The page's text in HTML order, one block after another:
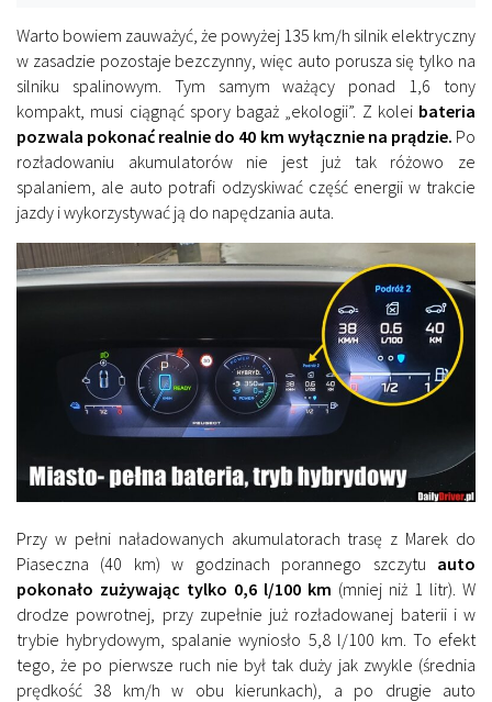
Warto bowiem zauważyć, że powyżej 135 km/h silnik elektryczny
w zasadzie pozostaje bezczynny, więc auto porusza się tylko na
silniku spalinowym. Tym samym ważący ponad 1,6 tony
kompakt, musi ciągnąć spory bagaż „ekologii”. Z kolei bateria
pozwala pokonać realnie do 40 km wyłącznie na prądzie. Po
rozładowaniu akumulatorów nie jest już tak różowo ze
spalaniem, ale auto potrafi odzyskiwać część energii w trakcie
jazdy i wykorzystywać ją do napędzania auta.
Przy w pełni naładowanych akumulatorach trasę z Marek do
Piaseczna (40 km) w godzinach porannego szczytu auto
pokonało zużywając tylko 0,6 l/100 km (mniej niż 1 litr). W
drodze powrotnej, przy zupełnie już rozładowanej baterii i w
trybie hybrydowym, spalanie wyniosło 5,8 l/100 km. To efekt
tego, że po pierwsze ruch nie był tak duży jak zwykle (średnia
prędkość 38 km/h w obu kierunkach), a po drugie auto